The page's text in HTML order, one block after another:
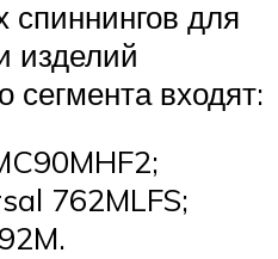
спиннингов для
изделий
сегмента входят:
762MLFS;